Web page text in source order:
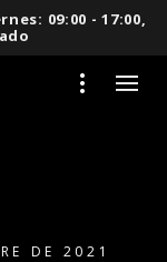
09:00 - 17:00,
DE 2021